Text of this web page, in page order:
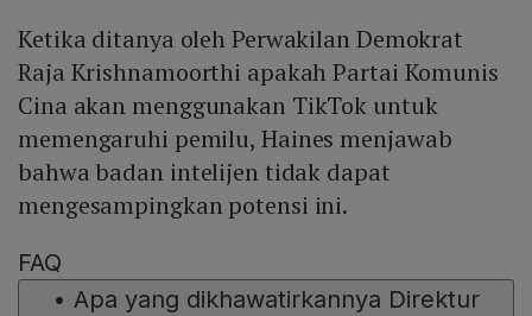
Ketika ditanya oleh Perwakilan Demokrat
Raja Krishnamoorthi apakah Partai Komunis
Cina akan menggunakan TikTok untuk
memengaruhi pemilu, Haines menjawab
bahwa badan intelijen tidak dapat
mengesampingkan potensi ini.
FAQ
• Apa yang dikhawatirkannya Direktur